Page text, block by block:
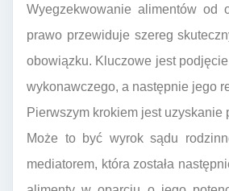
Wyegzekwowanie alimentów od
prawo przewiduje szereg
obowiązku. Kluczowe jest
wykonawczego, a następnie jego
Pierwszym krokiem jest
Może to być wyrok sądu
mediatorem, która została